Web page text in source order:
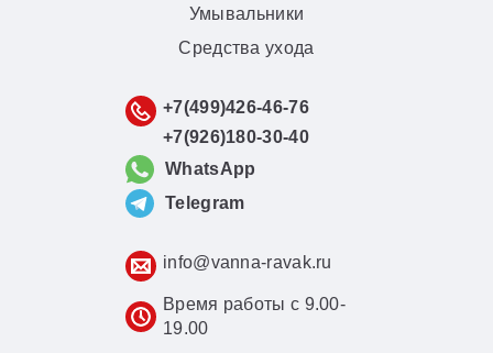
Умывальники
Средства ухода
+7(499)426-46-76
+7(926)180-30-40
WhatsApp
Telegram
info@vanna-ravak.ru
Время работы с 9.00-
19.00